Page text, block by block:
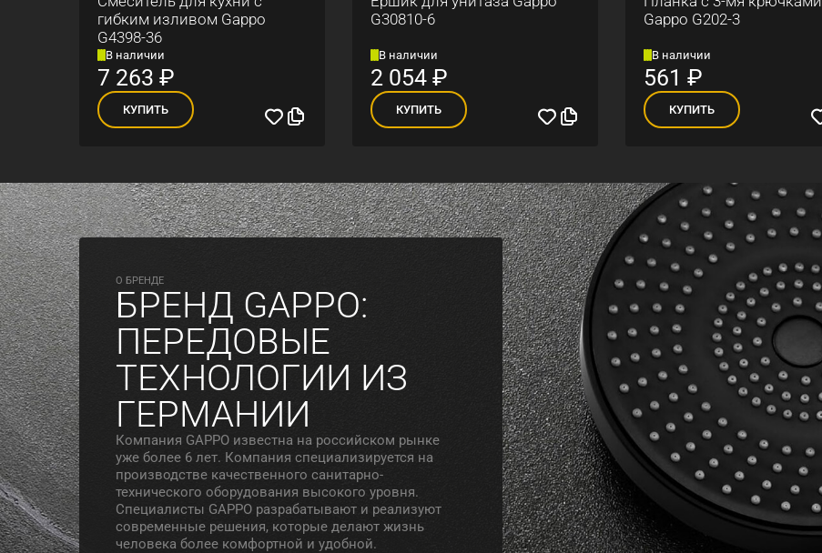
гибким изливом Gappo
G4398-36
В наличии
7 263 ₽
КУПИТЬ
G30810-6
В наличии
2 054₽
КУПИТЬ
Gappo G202-3
В наличии
561 ₽
КУПИТЬ
O БРЕНДЕ
БРЕНД GAPPO:
ПЕРЕДОВЫЕ
ТЕХНОЛОГИИ ИЗ
ГЕРМАНИИ
Компания GAPPO известна на российском рынке
уже более 6 лет. Компания специализируется на
производстве качественного санитарно-
технического оборудования высокого уровня.
Специалисты GAPPO разрабатывают и реализуют
современные решения, которые делают жизнь
человека более комфортной и удобной.